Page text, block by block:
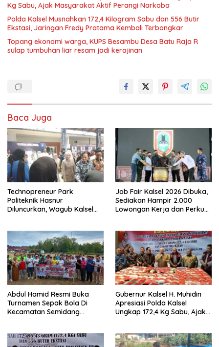
Kg Sabu, Ajak Masyarakat Aktif Perangi Narkoba
Polda Kalsel Musnahkan 172,4 Kilogram Sabu dan 556 Butir
Ekstasi, Jaringan Fredy Pratama Kembali Terbongkar
Topang ekonomi warga, KUPS Besambu Desa Batu Raja R
sulap tumbuhan liar resam jadi kerajinan
Baca Juga
Technopreneur Park
Politeknik Hasnur
Diluncurkan, Wagub Kalsel
Job Fair Kalsel 2026 Dibuka,
Sediakan Hampir 2.000
Lowongan Kerja dan Perkuat
Abdul Hamid Resmi Buka
Turnamen Sepak Bola Di
Kecamatan Semidang
Tahun 2026
Gubernur Kalsel H. Muhidin
Apresiasi Polda Kalsel
Ungkap 172,4 Kg Sabu, Ajak